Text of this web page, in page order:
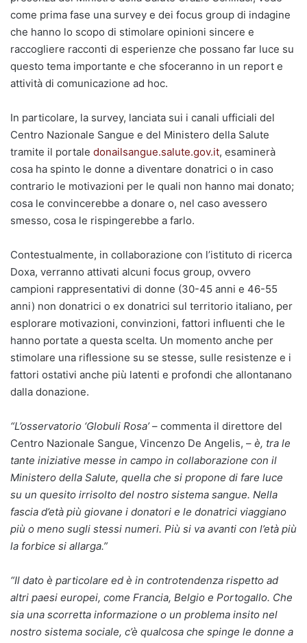
come prima fase una survey e dei focus group di indagine
che hanno lo scopo di stimolare opinioni sincere e
raccogliere racconti di esperienze che possano far luce su
questo tema importante e che sfoceranno in un report e
attività di comunicazione ad hoc.
In particolare, la survey, lanciata sui i canali ufficiali del
Centro Nazionale Sangue e del Ministero della Salute
tramite il portale donailsangue.salute.gov.it, esaminerà
cosa ha spinto le donne a diventare donatrici o in caso
contrario le motivazioni per le quali non hanno mai donato;
cosa le convincerebbe a donare o, nel caso avessero
smesso, cosa le rispingerebbe a farlo.
Contestualmente, in collaborazione con l’istituto di ricerca
Doxa, verranno attivati alcuni focus group, ovvero
campioni rappresentativi di donne (30-45 anni e 46-55
anni) non donatrici o ex donatrici sul territorio italiano, per
esplorare motivazioni, convinzioni, fattori influenti che le
hanno portate a questa scelta. Un momento anche per
stimolare una riflessione su se stesse, sulle resistenze e i
fattori ostativi anche più latenti e profondi che allontanano
dalla donazione.
“L’osservatorio ‘Globuli Rosa’– commenta il direttore del
Centro Nazionale Sangue, Vincenzo De Angelis, – è, tra le
tante iniziative messe in campo in collaborazione con il
Ministero della Salute, quella che si propone di fare luce
su un quesito irrisolto del nostro sistema sangue. Nella
fascia d’età più giovane i donatori e le donatrici viaggiano
più o meno sugli stessi numeri. Più si va avanti con l’età più
la forbice si allarga.”
“Il dato è particolare ed è in controtendenza rispetto ad
altri paesi europei, come Francia, Belgio e Portogallo. Che
sia una scorretta informazione o un problema insito nel
nostro sistema sociale, c’è qualcosa che spinge le donne a